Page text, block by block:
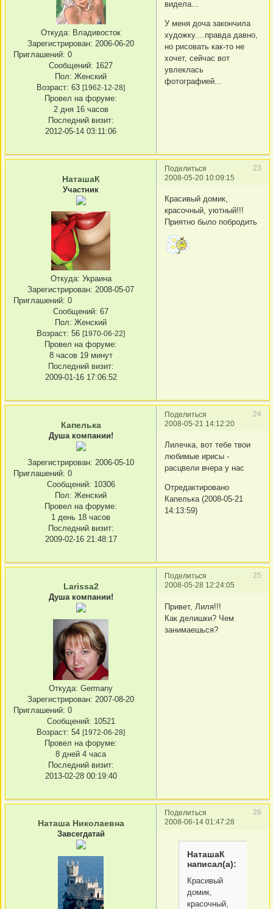
Откуда: Владивосток
Зарегистрирован: 2006-06-20
Приглашений: 0
Сообщений: 1627
Пол: Женский
Возраст: 63 [1962-12-28]
Провел на форуме:
2 дня 16 часов
Последний визит:
2012-05-14 03:11:06
видела...
У меня доча закончила
художку....правда давно,
но рисовать как-то не
хочет, сейчас вот
увлеклась
фотографией...
Поделиться
23
2008-05-20 10:09:15
НаташаК
Участник
Откуда: Украина
Зарегистрирован: 2008-05-07
Приглашений: 0
Сообщений: 67
Пол: Женский
Возраст: 56 [1970-06-22]
Провел на форуме:
8 часов 19 минут
Последний визит:
2009-01-16 17:06:52
Красивый домик,
красочный, уютный!!!
Приятно было побродить
Поделиться
24
2008-05-21 14:12:20
Капелька
Душа компании!
Зарегистрирован: 2006-05-10
Приглашений: 0
Сообщений: 10306
Пол: Женский
Провел на форуме:
1 день 18 часов
Последний визит:
2009-02-16 21:48:17
Лилечка, вот тебе твои
любимые ирисы -
расцвели вчера у нас
Отредактировано
Капелька (2008-05-21
14:13:59)
Поделиться
25
2008-05-28 12:24:05
Larissa2
Душа компании!
Откуда: Germany
Зарегистрирован: 2007-08-20
Приглашений: 0
Сообщений: 10521
Возраст: 54 [1972-06-28]
Провел на форуме:
8 дней 4 часа
Последний визит:
2013-02-28 00:19:40
Привет, Лиля!!!
Как делишки? Чем
занимаешься?
Поделиться
26
2008-06-14 01:47:28
Наташа Николаевна
Завсегдатай
НаташаК
написал(а):
Красивый
домик,
красочный,